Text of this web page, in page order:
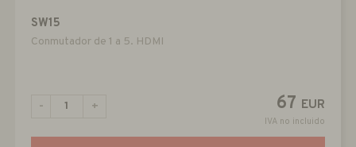
SW15
Conmutador de 1 a 5. HDMI
67 EUR
IVA no incluido
- +